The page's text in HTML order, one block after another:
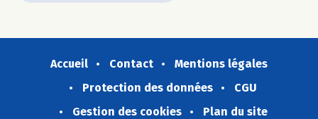
Accueil Contact
Mentions légales
Protection des données
CGU
Gestion des cookies
Plan du site